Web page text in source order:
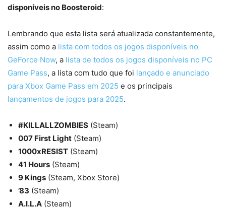
disponíveis no Boosteroid:
Lembrando que esta lista será atualizada constantemente,
assim como a lista com todos os jogos disponíveis no
GeForce Now, a lista de todos os jogos disponíveis no PC
Game Pass, a lista com tudo que foi lançado e anunciado
para Xbox Game Pass em 2025 e os principais
lançamentos de jogos para 2025.
#KILLALLZOMBIES (Steam)
007 First Light (Steam)
1000xRESIST (Steam)
41 Hours (Steam)
9 Kings (Steam, Xbox Store)
’83 (Steam)
A.I.L.A (Steam)